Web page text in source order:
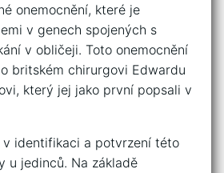
onemocnění, které je
v genech⁣ spojených ​s
‌v obličeji. Toto onemocnění
britském​ chirurgovi Edwardu
⁣který jej jako‌ první popsali v
v identifikaci ‌a ⁤potvrzení ​této
u jedinců. Na základě